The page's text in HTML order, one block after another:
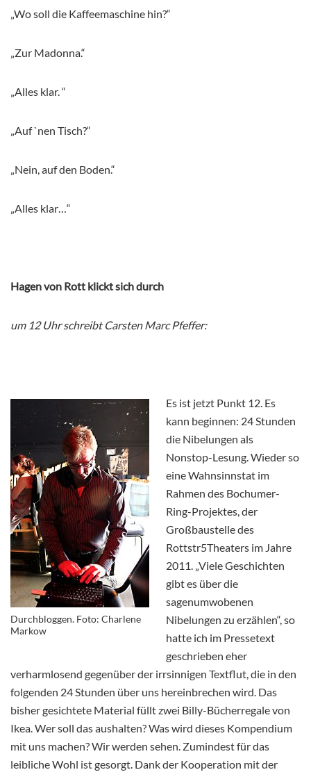
„Wo soll die Kaffeemaschine hin?“
„Zur Madonna.“
„Alles klar. “
„Auf `nen Tisch?“
„Nein, auf den Boden.“
„Alles klar…“
Hagen von Rott klickt sich durch
um 12 Uhr schreibt Carsten Marc Pfeffer:
Durchbloggen. Foto: Charlene
Markow
Es ist jetzt Punkt 12. Es
kann beginnen: 24 Stunden
die Nibelungen als
Nonstop-Lesung. Wieder so
eine Wahnsinnstat im
Rahmen des Bochumer-
Ring-Projektes, der
Großbaustelle des
Rottstr5Theaters im Jahre
2011. „Viele Geschichten
gibt es über die
sagenumwobenen
Nibelungen zu erzählen“, so
hatte ich im Pressetext
geschrieben eher
verharmlosend gegenüber der irrsinnigen Textflut, die in den
folgenden 24 Stunden über uns hereinbrechen wird. Das
bisher gesichtete Material füllt zwei Billy-Bücherregale von
Ikea. Wer soll das aushalten? Was wird dieses Kompendium
mit uns machen? Wir werden sehen. Zumindest für das
leibliche Wohl ist gesorgt. Dank der Kooperation mit der